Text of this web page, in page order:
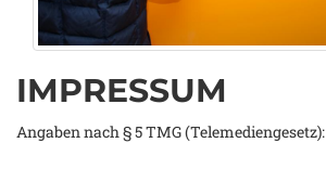
IMPRESSUM
Angaben nach § 5 TMG (Telemediengesetz):